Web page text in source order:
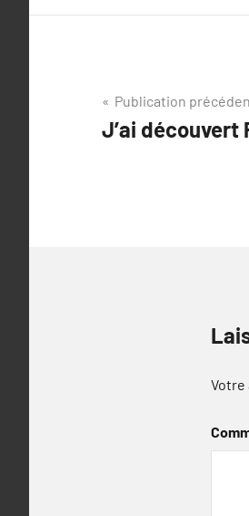
Navigation
de
Publication
J’ai découvert
Votre